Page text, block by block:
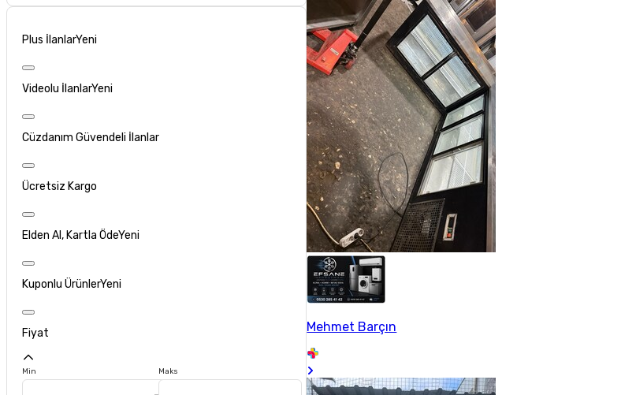
Plus İlanlarYeni
Videolu İlanlarYeni
Cüzdanım Güvendeli İlanlar
Ücretsiz Kargo
Elden Al, Kartla ÖdeYeni
Kuponlu ÜrünlerYeni
Fiyat
Min Maks
Mehmet Barçın